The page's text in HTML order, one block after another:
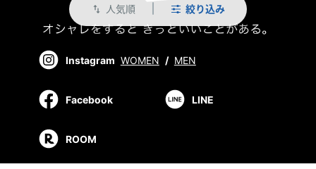
swap_vert 人気順 絞り込み
Instagram WOMEN / MEN
Facebook LINE
ROOM